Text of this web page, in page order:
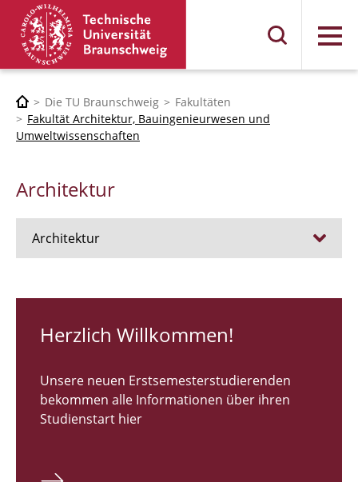
Menü
Die TU Braunschweig
Fakultäten
Fakultät Architektur, Bauingenieurwesen und
Umweltwissenschaften
Architektur
Architektur
RUNDGANG 26
Bachelor Architektur
Master Architektur
Herzlich Willkommen!
Unsere neuen Erstsemesterstudierenden
bekommen alle Informationen über ihren
Studienstart hier